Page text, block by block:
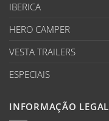
IBERICA
HERO CAMPER
VESTA TRAILERS
ESPECIAIS
INFORMAÇÃO LEGAL